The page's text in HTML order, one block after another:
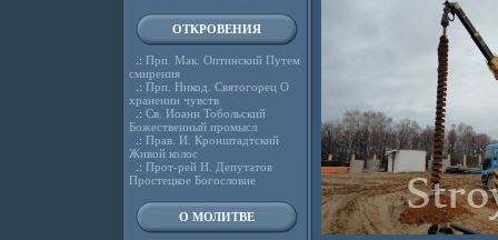
ОТКРОВЕНИЯ
.: Прп. Мак. Оптинский Путем
смирения
.: Прп. Никод. Святогорец О
хранении чувств
.: Св. Иоанн Тобольский
Божественный промысл
.: Прав. И. Кронштадтский
Живой колос
.: Прот-рей Н. Депутатов
Простецкое Богословие
О МОЛИТВЕ